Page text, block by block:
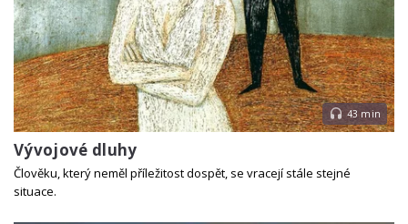
43 min
Vývojové dluhy
Člověku, který neměl příležitost dospět, se vracejí stále stejné
situace.